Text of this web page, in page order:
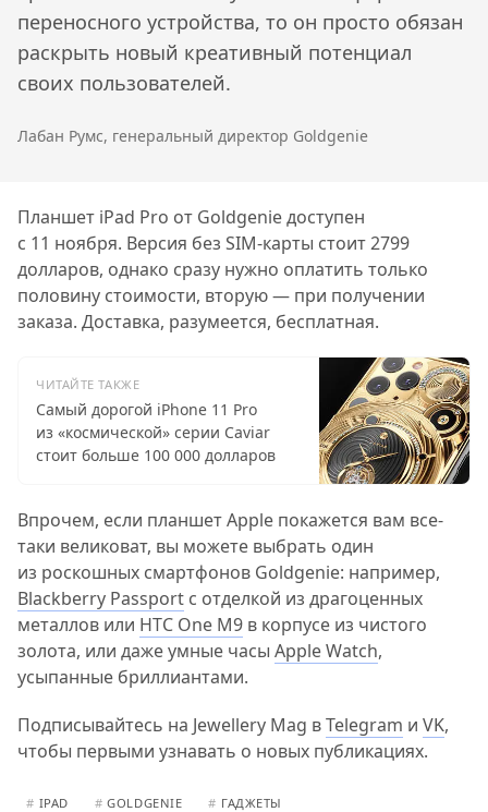
переносного устройства, то он просто обязан
раскрыть новый креативный потенциал
своих пользователей.
Лабан Румс, генеральный директор Goldgenie
Планшет iPad Pro от Goldgenie доступен
с 11 ноября. Версия без SIM-карты стоит 2799
долларов, однако сразу нужно оплатить только
половину стоимости, вторую — при получении
заказа. Доставка, разумеется, бесплатная.
ЧИТАЙТЕ ТАКЖЕ
Самый дорогой iPhone 11 Pro
из «космической» серии Caviar
стоит больше 100 000 долларов
Впрочем, если планшет Apple покажется вам все-
таки великоват, вы можете выбрать один
из роскошных смартфонов Goldgenie: например,
Blackberry Passport с отделкой из драгоценных
металлов или HTC One M9 в корпусе из чистого
золота, или даже умные часы Apple Watch,
усыпанные бриллиантами.
Подписывайтесь на Jewellery Mag вTelegram и VK,
чтобы первыми узнавать о новых публикациях.
# IPAD # GOLDGENIE # ГАДЖЕТЫ